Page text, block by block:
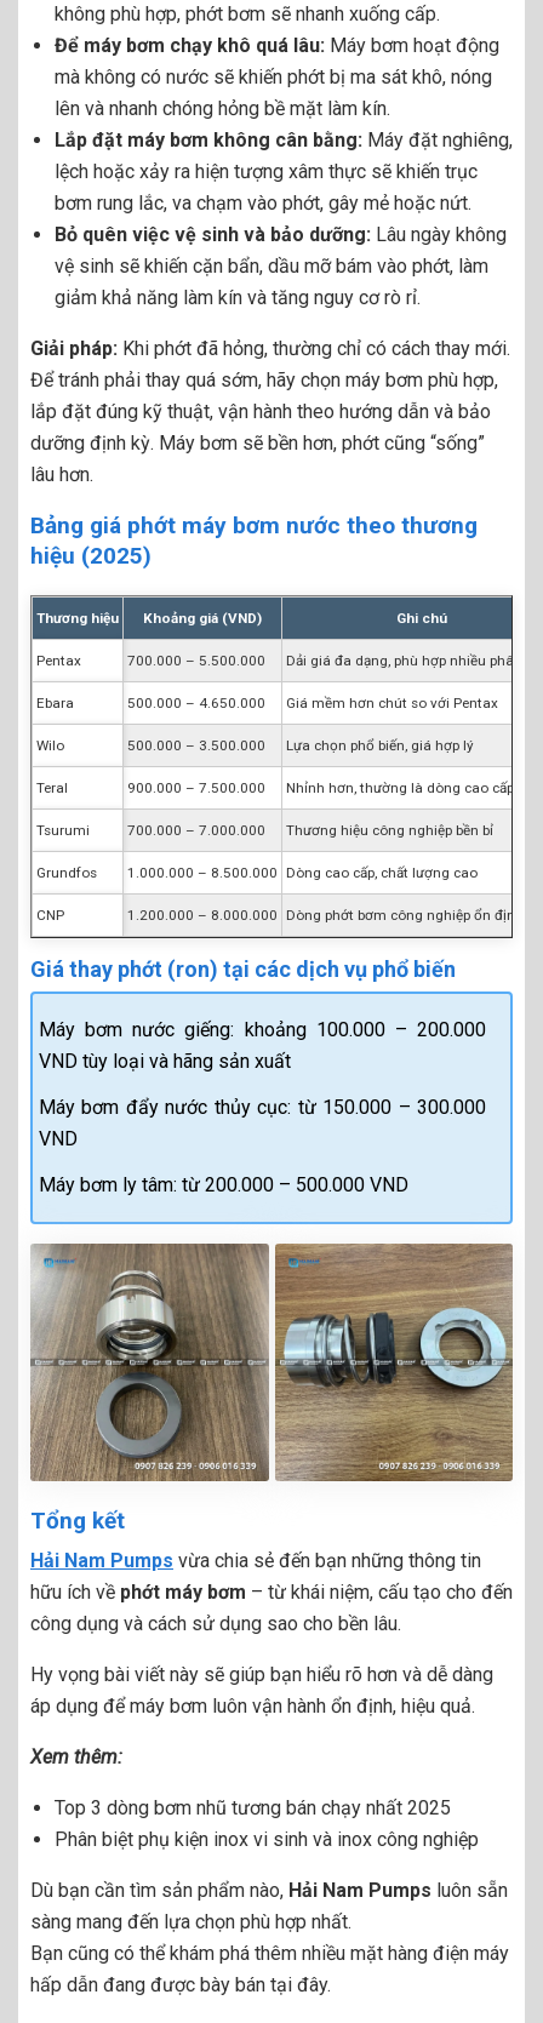
không phù hợp, phớt bơm sẽ nhanh xuống cấp.
Để máy bơm chạy khô quá lâu: Máy bơm hoạt động
mà không có nước sẽ khiến phớt bị ma sát khô, nóng
lên và nhanh chóng hỏng bề mặt làm kín.
Lắp đặt máy bơm không cân bằng: Máy đặt nghiêng,
lệch hoặc xảy ra hiện tượng xâm thực sẽ khiến trục
bơm rung lắc, va chạm vào phớt, gây mẻ hoặc nứt.
Bỏ quên việc vệ sinh và bảo dưỡng: Lâu ngày không
vệ sinh sẽ khiến cặn bẩn, dầu mỡ bám vào phớt, làm
giảm khả năng làm kín và tăng nguy cơ rò rỉ.
Giải pháp: Khi phớt đã hỏng, thường chỉ có cách thay mới.
Để tránh phải thay quá sớm, hãy chọn máy bơm phù hợp,
lắp đặt đúng kỹ thuật, vận hành theo hướng dẫn và bảo
dưỡng định kỳ. Máy bơm sẽ bền hơn, phớt cũng “sống”
lâu hơn.
Bảng giá phớt máy bơm nước theo thương
hiệu (2025)
Thương hiệu Khoảng giá (VND) Ghi chú
Pentax 700.000 – 5.500.000 Dải giá đa dạng, phù hợp nhiều phân
Ebara 500.000 – 4.650.000 Giá mềm hơn chút so với Pentax
Wilo 500.000 – 3.500.000 Lựa chọn phổ biến, giá hợp lý
Teral 900.000 – 7.500.000 Nhỉnh hơn, thường là dòng cao cấp
Tsurumi 700.000 – 7.000.000 Thương hiệu công nghiệp bền bỉ
Grundfos 1.000.000 – 8.500.000 Dòng cao cấp, chất lượng cao
CNP 1.200.000 – 8.000.000 Dòng phớt bơm công nghiệp ổn định
Giá thay phớt (ron) tại các dịch vụ phổ biến
Máy bơm nước giếng: khoảng 100.000 – 200.000
VND tùy loại và hãng sản xuất
Máy bơm đẩy nước thủy cục: từ 150.000 – 300.000
VND
Máy bơm ly tâm: từ 200.000 – 500.000 VND
Tổng kết
Hải Nam Pumps vừa chia sẻ đến bạn những thông tin
hữu ích về phớt máy bơm – từ khái niệm, cấu tạo cho đến
công dụng và cách sử dụng sao cho bền lâu.
Hy vọng bài viết này sẽ giúp bạn hiểu rõ hơn và dễ dàng
áp dụng để máy bơm luôn vận hành ổn định, hiệu quả.
Xem thêm:
Top 3 dòng bơm nhũ tương bán chạy nhất 2025
Phân biệt phụ kiện inox vi sinh và inox công nghiệp
Dù bạn cần tìm sản phẩm nào, Hải Nam Pumps luôn sẵn
sàng mang đến lựa chọn phù hợp nhất.
Bạn cũng có thể khám phá thêm nhiều mặt hàng điện máy
hấp dẫn đang được bày bán tại đây.